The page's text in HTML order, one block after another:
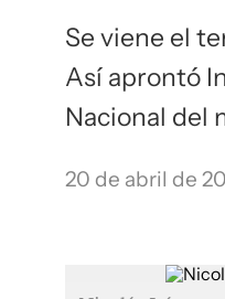
Se viene el
Así aprontó
Nacional del
20 de abril de